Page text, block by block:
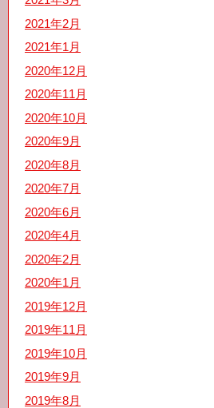
2021年2月
2021年1月
2020年12月
2020年11月
2020年10月
2020年9月
2020年8月
2020年7月
2020年6月
2020年4月
2020年2月
2020年1月
2019年12月
2019年11月
2019年10月
2019年9月
2019年8月